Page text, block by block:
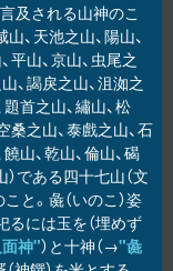
及される山神のこ
、天池之山、陽山、
平山、京山、虫尾之
、謁戾之山、沮洳之
題首之山、繡山、松
桑之山、泰戲之山、石
山、乾山、倫山、碣
である四十七山（文
と。彘（いのこ）姿
るには玉を（埋めず
神"）と十神（→"彘